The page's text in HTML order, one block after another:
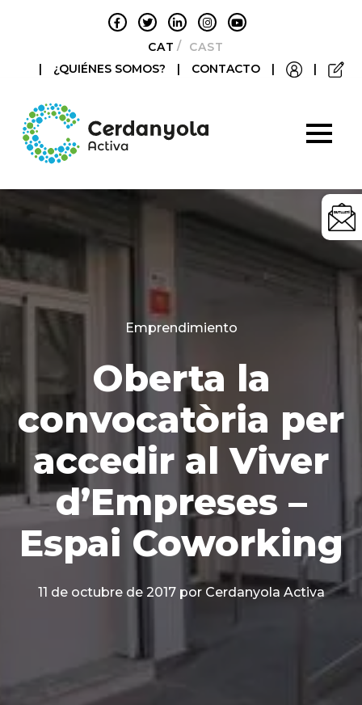
CATALÀCASTELLANO
|
¿QUIÉNES SOMOS? | CONTACTO | |
Categories
Emprendimiento
Oberta la
convocatòria per
accedir al Viver
d’Empreses –
Espai Coworking
11 de octubre de 2017 por Cerdanyola Activa